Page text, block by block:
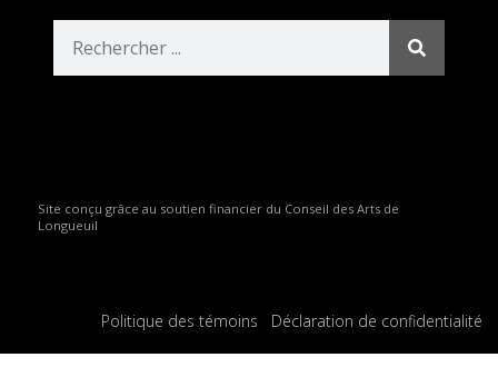
Site conçu grâce au soutien financier du Conseil des Arts de
Longueuil
Politique des témoins Déclaration de confidentialité